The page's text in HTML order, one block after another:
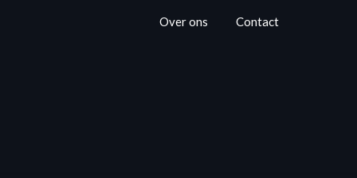
Over ons Contact